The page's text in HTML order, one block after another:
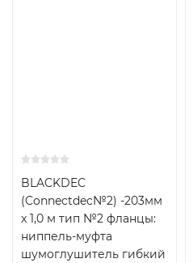
BLACKDEC
(Connectdec№2) -203мм
x 1,0 м тип №2 фланцы:
ниппель-муфта
шумоглушитель гибкий